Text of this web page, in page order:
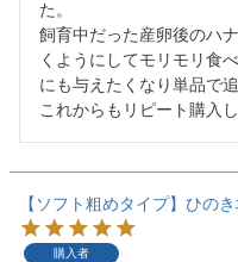
た。
飼育中だった産卵後のハ
くようにしてモリモリ食
にも与えたくなり単品で
これからもリピート購入
【ソフト粗めタイプ】ひの
購入者